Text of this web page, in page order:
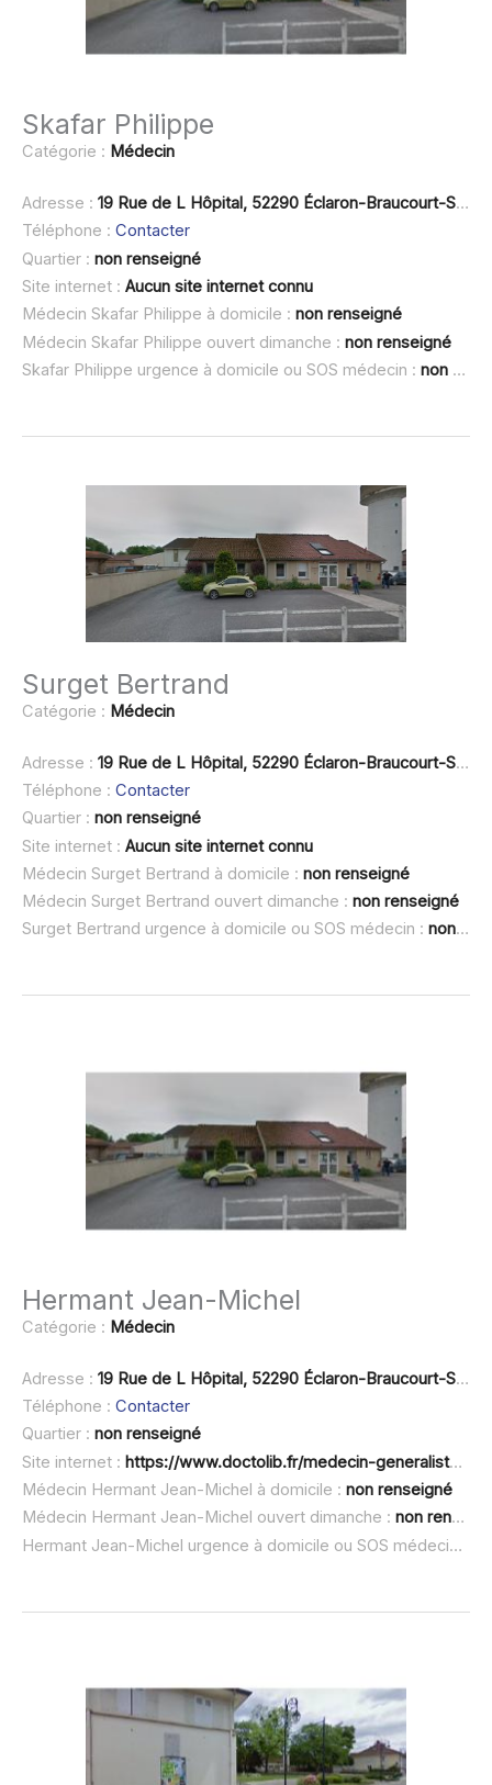
Skafar Philippe
Catégorie : Médecin
Adresse : 19 Rue de L Hôpital, 52290 Éclaron-Braucourt-Sainte-Livière
Téléphone : Contacter
Quartier : non renseigné
Site internet : Aucun site internet connu
Médecin Skafar Philippe à domicile : non renseigné
Médecin Skafar Philippe ouvert dimanche : non renseigné
Skafar Philippe urgence à domicile ou SOS médecin : non renseigné
Surget Bertrand
Catégorie : Médecin
Adresse : 19 Rue de L Hôpital, 52290 Éclaron-Braucourt-Sainte-Livière
Téléphone : Contacter
Quartier : non renseigné
Site internet : Aucun site internet connu
Médecin Surget Bertrand à domicile : non renseigné
Médecin Surget Bertrand ouvert dimanche : non renseigné
Surget Bertrand urgence à domicile ou SOS médecin : non renseigné
Hermant Jean-Michel
Catégorie : Médecin
Adresse : 19 Rue de L Hôpital, 52290 Éclaron-Braucourt-Sainte-Livière
Téléphone : Contacter
Quartier : non renseigné
Site internet : https://www.doctolib.fr/medecin-generaliste/eclaron-braucourt-sainte-liviere/jean-michel-hermant
Médecin Hermant Jean-Michel à domicile : non renseigné
Médecin Hermant Jean-Michel ouvert dimanche : non renseigné
Hermant Jean-Michel urgence à domicile ou SOS médecin :